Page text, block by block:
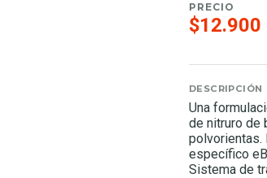
PRECIO
$12.900
DESCRIPCIÓN
Una
de nitruro de
polvorientas.
específico
Sistema de